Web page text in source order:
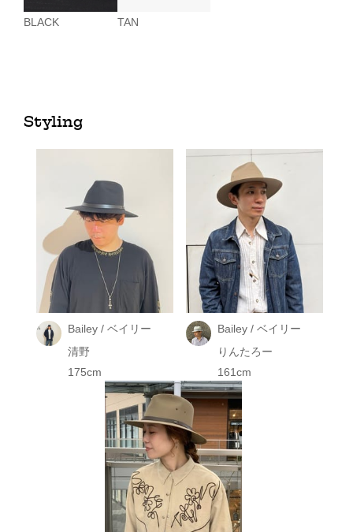
BLACK TAN
Styling
Bailey / ベイリー
清野
175cm
Bailey / ベイリー
りんたろー
161cm